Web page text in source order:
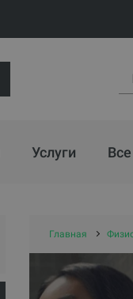
Услуги
Главная